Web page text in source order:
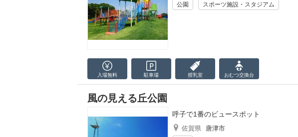
公園 スポーツ施設・スタジアム
入場無料 駐車場 授乳室 おむつ交換台
風の見える丘公園
呼子で1番のビュースポット
佐賀県 唐津市